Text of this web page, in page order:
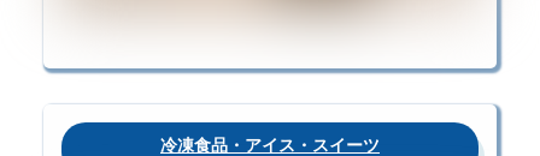
冷凍食品・アイス・スイーツ